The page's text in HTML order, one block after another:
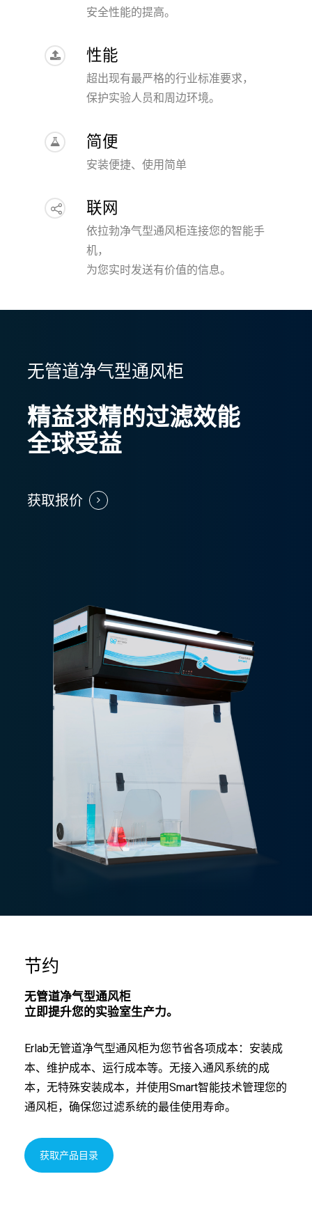
安全性能的提高。
性能
超出现有最严格的行业标准要求，
保护实验人员和周边环境。
简便
安装便捷、使用简单
联网
依拉勃净气型通风柜连接您的智能手
机，
为您实时发送有价值的信息。
无管道净气型通风柜
精益求精的过滤效能
全球受益
获取报价
节约
无管道净气型通风柜
立即提升您的实验室生产力。
Erlab无管道净气型通风柜为您节省各项成本：安装成
本、维护成本、运行成本等。无接入通风系统的成
本，无特殊安装成本，并使用Smart智能技术管理您的
通风柜，确保您过滤系统的最佳使用寿命。
获取产品目录